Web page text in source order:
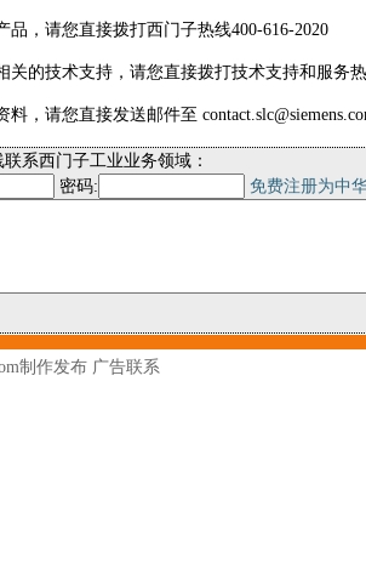
品，请您直接拨打西门子热线400-616-2020
关的技术支持，请您直接拨打技术支持和服务热
，请您直接发送邮件至
系西门子工业业务领域：
密码: 免费注册为中
制作发布 广告联系